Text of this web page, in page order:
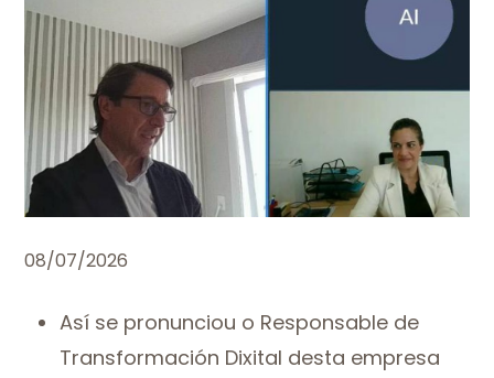
08/07/2026
Así se pronunciou o Responsable de
Transformación Dixital desta empresa